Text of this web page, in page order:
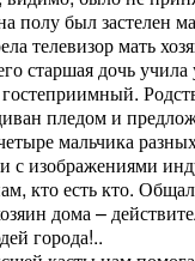
полу был застелен
телевизор мать
старшая дочь учила
пледом и
мальчика
с изображениями
кто есть кто.
дома –
города!..